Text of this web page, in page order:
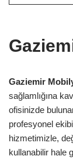
Gaziemir
sağlamlığına
ofisinizde
profesyonel
hizmetimizle,
kullanabilir hale